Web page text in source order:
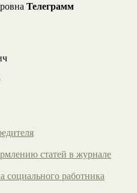
Телеграмм
статей в журнале
социального работника